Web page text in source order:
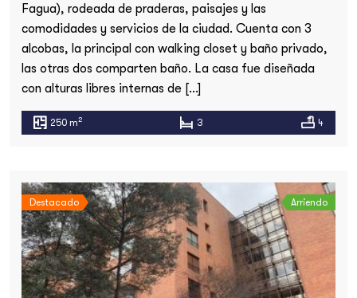
Fagua), rodeada de praderas, paisajes y las
comodidades y servicios de la ciudad. Cuenta con 3
alcobas, la principal con walking closet y baño privado,
las otras dos comparten baño. La casa fue diseñada
con alturas libres internas de […]
250 m2 3 4
Destacado Arriendo